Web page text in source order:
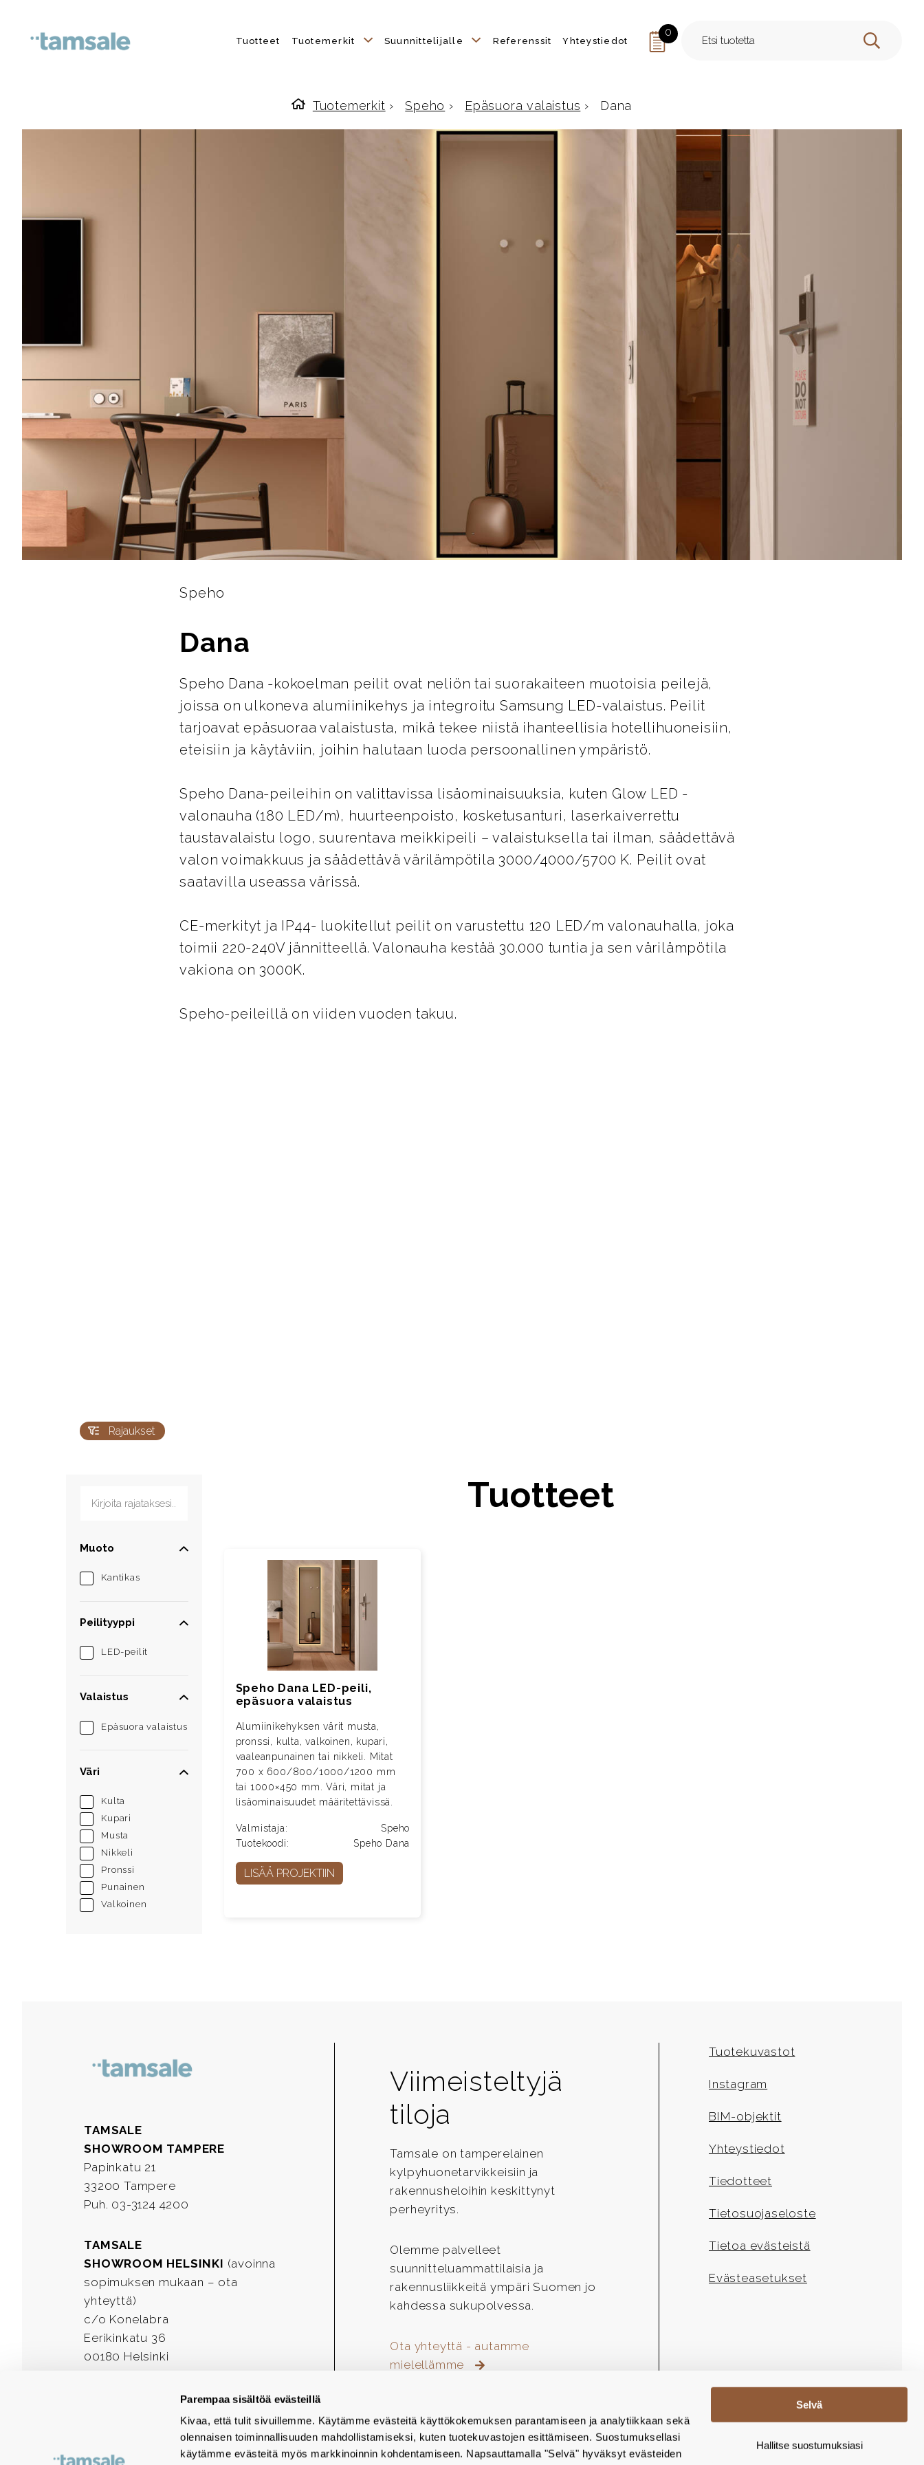
Parempaa sisältöä evästeillä
Kivaa, että tulit sivuillemme. Käytämme evästeitä käyttökokemuksen parantamiseen ja analytiikkaan sekä
olennaisen toiminnallisuuden mahdollistamiseksi, kuten tuotekuvastojen esittämiseen. Suostumuksellasi
käytämme evästeitä myös markkinoinnin kohdentamiseen. Napsauttamalla "Selvä" hyväksyt evästeiden
Selvä
Hallitse suostumuksiasi
Tuotteet Tuotemerkit Suunnittelijalle Referenssit Yhteystiedot
0
HAE
Etusivulle
Tuotemerkit › Speho › Epäsuora valaistus › Dana
Speho
Dana
Speho Dana -kokoelman peilit ovat neliön tai suorakaiteen muotoisia peilejä,
joissa on ulkoneva alumiinikehys ja integroitu Samsung LED-valaistus. Peilit
tarjoavat epäsuoraa valaistusta, mikä tekee niistä ihanteellisia hotellihuoneisiin,
eteisiin ja käytäviin, joihin halutaan luoda persoonallinen ympäristö.
Speho Dana-peileihin on valittavissa lisäominaisuuksia, kuten Glow LED -
valonauha (180 LED/m), huurteenpoisto, kosketusanturi, laserkaiverrettu
taustavalaistu logo, suurentava meikkipeili – valaistuksella tai ilman, säädettävä
valon voimakkuus ja säädettävä värilämpötila 3000/4000/5700 K. Peilit ovat
saatavilla useassa värissä.
CE-merkityt ja IP44- luokitellut peilit on varustettu 120 LED/m valonauhalla, joka
toimii 220-240V jännitteellä. Valonauha kestää 30.000 tuntia ja sen värilämpötila
vakiona on 3000K.
Speho-peileillä on viiden vuoden takuu.
Rajaukset
Muoto
Kantikas
Peilityyppi
LED-peilit
Valaistus
Epäsuora valaistus
Väri
Kulta
Kupari
Musta
Nikkeli
Pronssi
Punainen
Valkoinen
Tuotteet
Speho Dana LED-peili,
epäsuora valaistus
Alumiinikehyksen värit musta,
pronssi, kulta, valkoinen, kupari,
vaaleanpunainen tai nikkeli. Mitat
700 x 600/800/1000/1200 mm
tai 1000×450 mm. Väri, mitat ja
lisäominaisuudet määritettävissä.
Valmistaja:
Speho
Tuotekoodi:
Speho Dana
LISÄÄ PROJEKTIIN
TAMSALE
SHOWROOM TAMPERE
Papinkatu 21
33200 Tampere
Puh. 03-3124 4200
TAMSALE
SHOWROOM HELSINKI (avoinna
sopimuksen mukaan – ota
yhteyttä)
c/o Konelabra
Eerikinkatu 36
00180 Helsinki
Instagram
Viimeisteltyjä
tiloja
Tamsale on tamperelainen
kylpyhuonetarvikkeisiin ja
rakennusheloihin keskittynyt
perheyritys.
Olemme palvelleet
suunnitteluammattilaisia ja
rakennusliikkeitä ympäri Suomen jo
kahdessa sukupolvessa.
Ota yhteyttä - autamme
mielellämme
Tuotekuvastot
Instagram
BIM-objektit
Yhteystiedot
Tiedotteet
Tietosuojaseloste
Tietoa evästeistä
Evästeasetukset